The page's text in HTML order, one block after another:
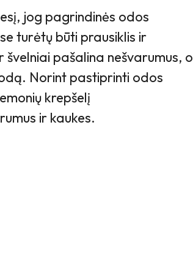
jog pagrindinės odos
turėtų būti prausiklis ir
pašalina nešvarumus, o
Norint pastiprinti odos
krepšelį
ir kaukes.